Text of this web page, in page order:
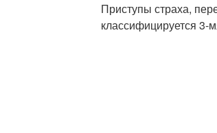
Приступы страха,
классифицируется 3-